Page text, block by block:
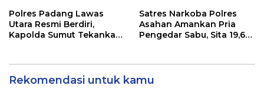
Polres Padang Lawas
Utara Resmi Berdiri,
Kapolda Sumut Tekankan
Satres Narkoba Polres
Asahan Amankan Pria
Pengedar Sabu, Sita 19,60
Rekomendasi untuk kamu